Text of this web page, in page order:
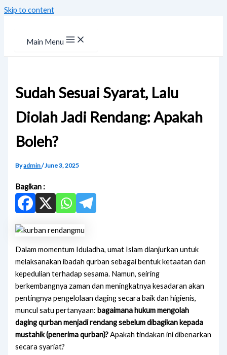
Skip to content
Main Menu
Sudah Sesuai Syarat, Lalu
Diolah Jadi Rendang: Apakah
Boleh?
Byadmin/June 3, 2025
Bagikan :
Dalam momentum Iduladha, umat Islam dianjurkan untuk
melaksanakan ibadah qurban sebagai bentuk ketaatan dan
kepedulian terhadap sesama. Namun, seiring
berkembangnya zaman dan meningkatnya kesadaran akan
pentingnya pengelolaan daging secara baik dan higienis,
muncul satu pertanyaan:bagaimana hukum mengolah
daging qurban menjadi rendang sebelum dibagikan kepada
mustahik (penerima qurban)?Apakah tindakan ini dibenarkan
secara syariat?